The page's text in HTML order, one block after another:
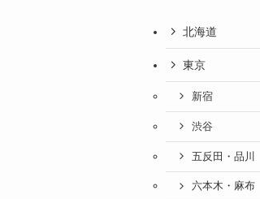
北海道
東京
新宿
渋谷
五反田・品川
六本木・麻布